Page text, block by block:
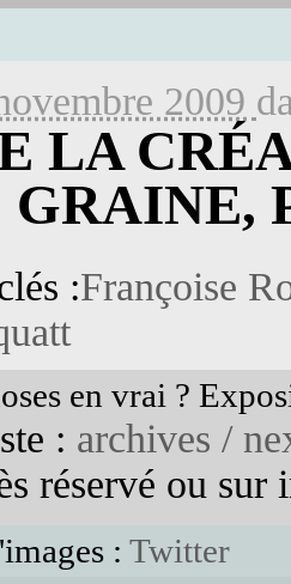
2009
LA
GRAINE,
:Françoise
en vrai ?
: archives /
ou sur
: Twitter